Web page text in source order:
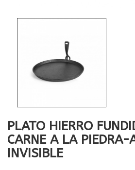
PLATO HIERRO
CARNE A LA PIEDRA-
INVISIBLE